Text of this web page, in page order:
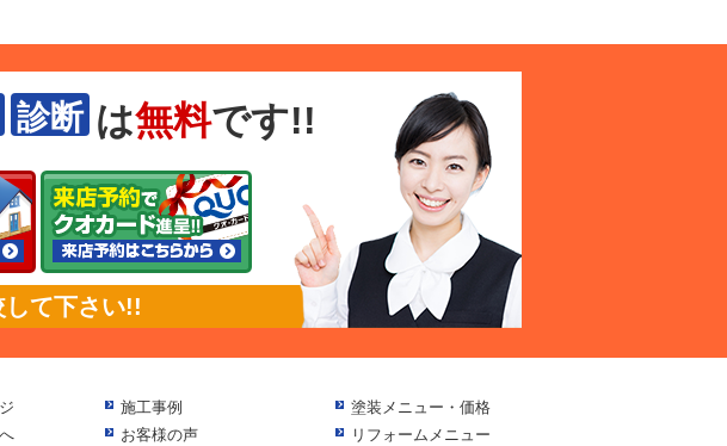
診断 は無料です!!
て下さい!!
施工事例
お客様の声
塗装メニュー・価格
リフォームメニュー